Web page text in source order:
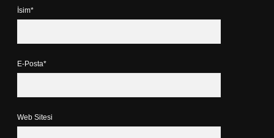
İsim*
E-Posta*
Web Sitesi